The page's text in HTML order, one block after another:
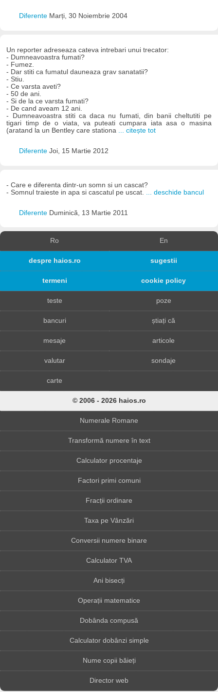
Diferente Marți, 30 Noiembrie 2004
Un reporter adreseaza cateva intrebari unui trecator:
- Dumneavoastra fumati?
- Fumez.
- Dar stiti ca fumatul dauneaza grav sanatatii?
- Stiu.
- Ce varsta aveti?
- 50 de ani.
- Si de la ce varsta fumati?
- De cand aveam 12 ani.
- Dumneavoastra stiti ca daca nu fumati, din banii cheltutiti pe
tigari timp de o viata, va puteati cumpara iata asa o masina
(aratand la un Bentley care stationa
... citește tot
Diferente Joi, 15 Martie 2012
- Care e diferenta dintr-un somn si un cascat?
- Somnul traieste in apa si cascatul pe uscat.
... deschide bancul
Diferente Duminică, 13 Martie 2011
Ro En
despre haios.ro sugestii
termeni cookie policy
teste poze
bancuri știați că
mesaje articole
valutar sondaje
carte
© 2006 - 2026 haios.ro
Numerale Romane
Transformă numere în text
Calculator procentaje
Factori primi comuni
Fracții ordinare
Taxa pe Vânzări
Conversii numere binare
Calculator TVA
Ani bisecți
Operații matematice
Dobânda compusă
Calculator dobânzi simple
Nume copii băieți
Director web